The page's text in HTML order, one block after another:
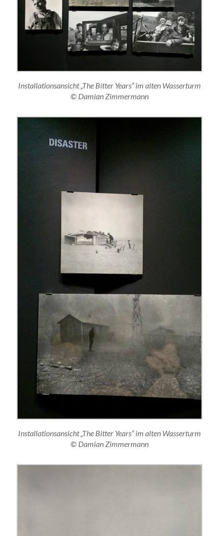
Installationsansicht „The Bitter Years“ im alten Wasserturm
© Damian Zimmermann
Installationsansicht „The Bitter Years“ im alten Wasserturm
© Damian Zimmermann